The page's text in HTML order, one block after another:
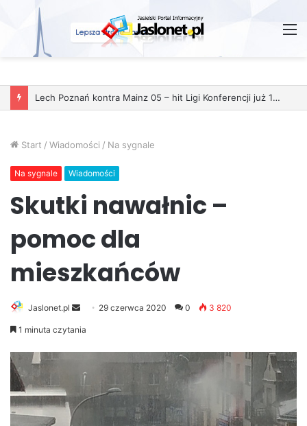
Start / Wiadomości / Na sygnale
Na sygnale Wiadomości
Skutki nawałnic –
pomoc dla
mieszkańców
Jaslonet.pl
e
a
e
29 czerwca 2020 0 3 820
1 minuta czytania